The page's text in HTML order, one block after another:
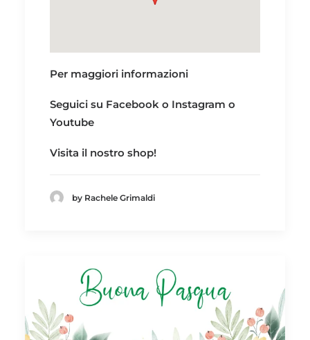
Per maggiori informazioni
Seguici su Facebook o Instagram o
Youtube
Visita il nostro shop!
by Rachele Grimaldi